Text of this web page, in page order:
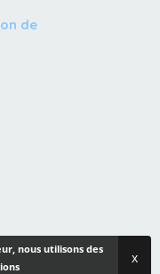
nous utilisons des
x
de